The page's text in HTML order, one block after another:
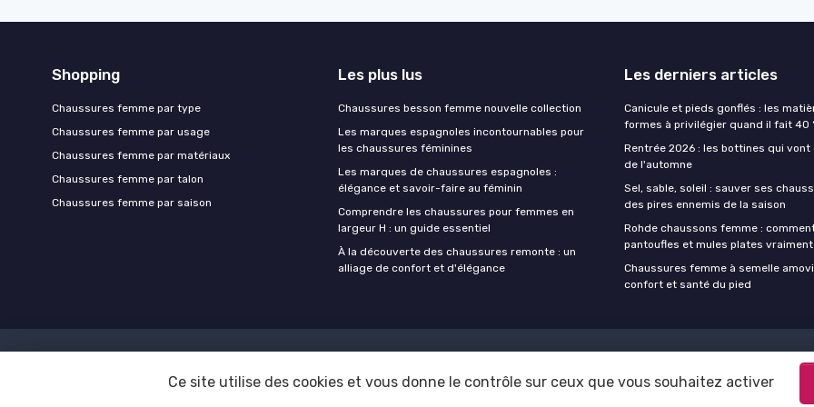
Shopping
Chaussures femme par type
Chaussures femme par usage
Chaussures femme par matériaux
Chaussures femme par talon
Chaussures femme par saison
Les plus lus
Chaussures besson femme nouvelle collection
Les marques espagnoles incontournables pour
les chaussures féminines
Les marques de chaussures espagnoles :
élégance et savoir-faire au féminin
Comprendre les chaussures pour femmes en
largeur H : un guide essentiel
À la découverte des chaussures remonte : un
alliage de confort et d'élégance
Les derniers articles
Canicule et pieds gonflés : les
formes à privilégier quand il fait 40
Rentrée 2026 : les bottines qui vont
de l'automne
Sel, sable, soleil : sauver ses
des pires ennemis de la saison
Rohde chaussons femme :
pantoufles et mules plates
Chaussures femme à semelle
confort et santé du pied
© Chaussure femme 2026
Ce site utilise des cookies et vous donne le contrôle sur ceux que vous souhaitez activer